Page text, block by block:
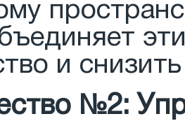
и
№2: